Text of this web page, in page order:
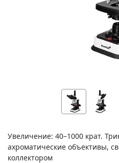
Увеличение: 40–1000 крат.
ахроматические объективы,
коллектором